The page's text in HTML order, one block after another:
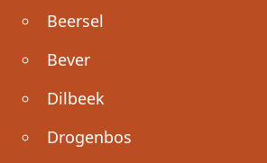
Beersel
Bever
Dilbeek
Drogenbos